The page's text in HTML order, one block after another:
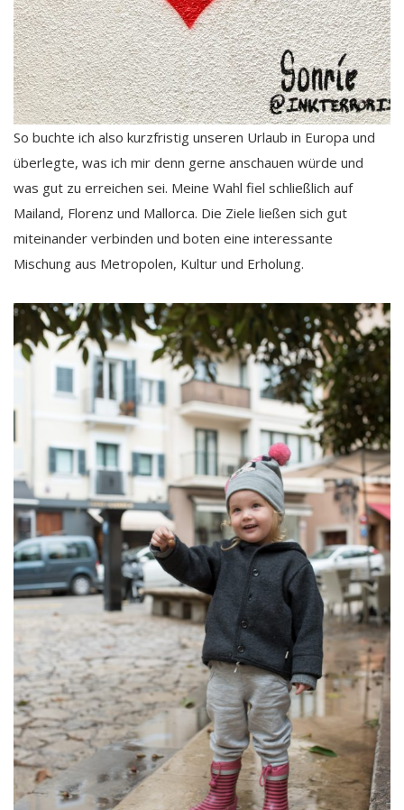
So buchte ich also kurzfristig unseren Urlaub in Europa und
überlegte, was ich mir denn gerne anschauen würde und
was gut zu erreichen sei. Meine Wahl fiel schließlich auf
Mailand, Florenz und Mallorca. Die Ziele ließen sich gut
miteinander verbinden und boten eine interessante
Mischung aus Metropolen, Kultur und Erholung.